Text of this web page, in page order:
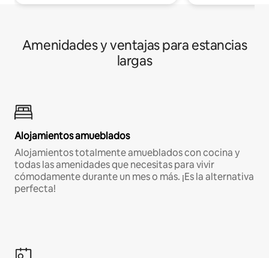
Amenidades y ventajas para estancias
largas
Alojamientos amueblados
Alojamientos totalmente amueblados con cocina y
todas las amenidades que necesitas para vivir
cómodamente durante un mes o más. ¡Es la alternativa
perfecta!